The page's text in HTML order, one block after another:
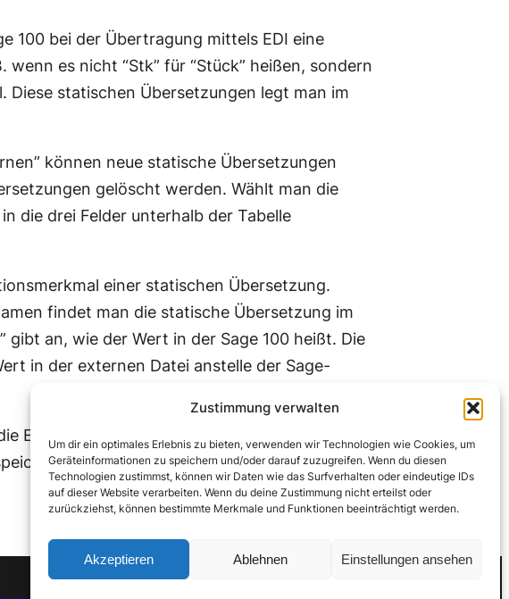
Zustimmung verwalten
Um dir ein optimales Erlebnis zu bieten, verwenden wir Technologien wie Cookies, um
Geräteinformationen zu speichern und/oder darauf zuzugreifen. Wenn du diesen
Technologien zustimmst, können wir Daten wie das Surfverhalten oder eindeutige IDs
auf dieser Website verarbeiten. Wenn du deine Zustimmung nicht erteilst oder
zurückziehst, können bestimmte Merkmale und Funktionen beeinträchtigt werden.
Akzeptieren Ablehnen Einstellungen ansehen
100 bei der Übertragung mittels EDI eine
es nicht “Stk” für “Stück” heißen, sondern
Diese statischen Übersetzungen legt man im
können neue statische Übersetzungen
gelöscht werden. Wählt man die
die drei Felder unterhalb der Tabelle
einer statischen Übersetzung.
findet man die statische Übersetzung im
gibt an, wie der Wert in der Sage 100 heißt. Die
in der externen Datei anstelle der Sage-
Eingabe bestätigt werden. Eingaben können
verworfen werden.